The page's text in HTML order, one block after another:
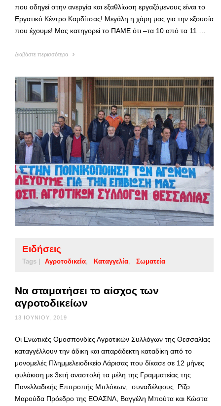
που οδηγεί στην ανεργία και εξαθλίωση εργαζόμενους είναι το
Εργατικό Κέντρο Καρδίτσας! Μεγάλη η χάρη μας για την εξουσία
που έχουμε! Μας κατηγορεί το ΠΑΜΕ ότι –τα 10 από τα 11 …
Διαβάστε περισσότερα
Ειδήσεις
Tags | Αγροτοδικεία Καταγγελία Σωματεία
Να σταματήσει το αίσχος των
αγροτοδικείων
13 ΙΟΥΝΊΟΥ, 2019
Οι Ενωτικές Ομοσπονδίες Αγροτικών Συλλόγων της Θεσσαλίας
καταγγέλλουν την άδικη και απαράδεκτη καταδίκη από το
μονομελές Πλημμελειοδικείο Λάρισας που δίκασε σε 12 μήνες
φυλάκιση με 3ετή αναστολή τα μέλη της Γραμματείας της
Πανελλαδικής Επιτροπής Μπλόκων, συναδέλφους Ρίζο
Μαρούδα Πρόεδρο της ΕΟΑΣΝΛ, Βαγγέλη Μπούτα και Κώστα